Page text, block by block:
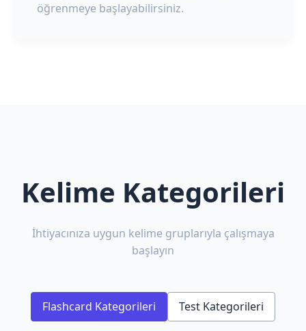
öğrenmeye başlayabilirsiniz.
Kelime Kategorileri
İhtiyacınıza uygun kelime gruplarıyla çalışmaya
başlayın
Flashcard Kategorileri Test Kategorileri